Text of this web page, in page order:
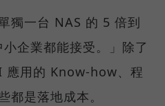
獨一台 NAS 的 5 倍到
企業都能接受。」除了
應用的 Know-how、程
都是落地成本。